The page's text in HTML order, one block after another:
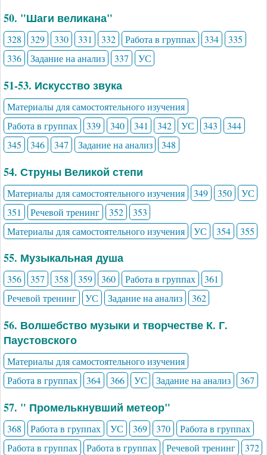
50. "Шаги великана"
328 329 330 331 332 Работа в группах 334
335
336
Задание на анализ 337 УС
51-53. Искусство звука
Материалы для самостоятельного изучения
Работа в группах
339 340 341 342 УС 343
344
345
346 347 Задание на анализ 348
54. Струны Великой степи
Материалы для самостоятельного изучения 349 350
УС
351
Речевой тренинг 352
353
Материалы для самостоятельного изучения
УС 354 355
55. Музыкальная душа
356 357 358 359 360 Работа в группах
361
Речевой тренинг
УС Задание на анализ 362
56. Волшебство музыки и творчестве К. Г.
Паустовского
Материалы для самостоятельного изучения
Работа в группах
364 366 УС Задание на анализ 367
57. " Промелькнувший метеор"
368 Работа в группах УС 369 370
Работа в группах
Работа в группах
Работа в группах Речевой тренинг
372